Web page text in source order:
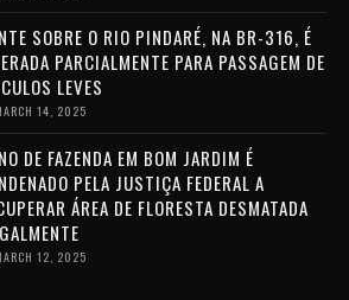
SOBRE O RIO PINDARÉ, NA BR-316, É
PARCIALMENTE PARA PASSAGEM DE
LEVES
14, 2025
DE FAZENDA EM BOM JARDIM É
PELA JUSTIÇA FEDERAL A
ÁREA DE FLORESTA DESMATADA
12, 2025